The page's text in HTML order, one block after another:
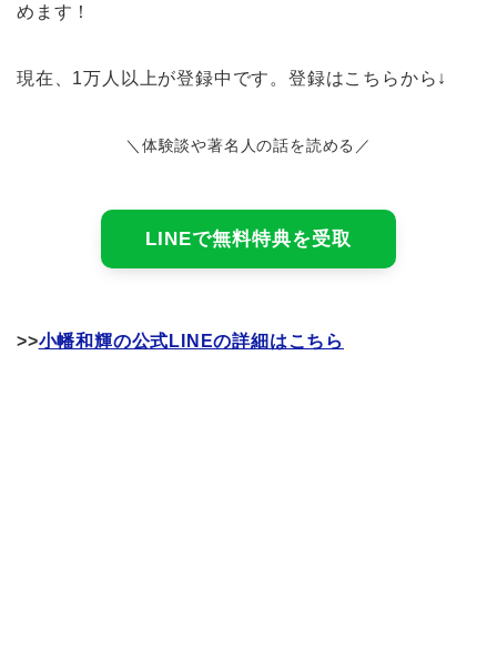
めます！
現在、1万人以上が登録中です。登録はこちらから↓
＼体験談や著名人の話を読める／
LINEで無料特典を受取
>>小幡和輝の公式LINEの詳細はこちら